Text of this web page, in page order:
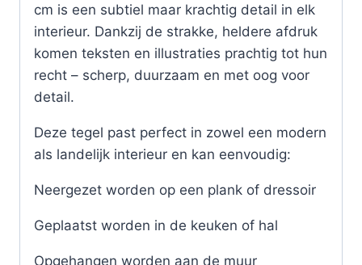
cm is een subtiel maar krachtig detail in elk
interieur. Dankzij de strakke, heldere afdruk
komen teksten en illustraties prachtig tot hun
recht – scherp, duurzaam en met oog voor
detail.
Deze tegel past perfect in zowel een modern
als landelijk interieur en kan eenvoudig:
Neergezet worden op een plank of dressoir
Geplaatst worden in de keuken of hal
Opgehangen worden aan de muur